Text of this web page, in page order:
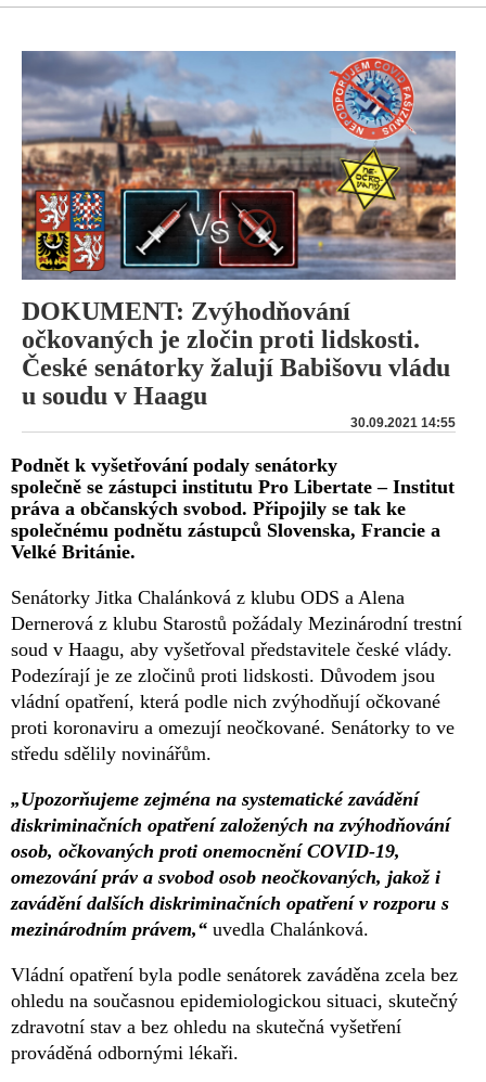
DOKUMENT: Zvýhodňování
očkovaných je zločin proti lidskosti.
České senátorky žalují Babišovu vládu
u soudu v Haagu
30.09.2021 14:55
Podnět k vyšetřování podaly senátorky
společně se zástupci institutu Pro Libertate – Institut
práva a občanských svobod. Připojily se tak ke
společnému podnětu zástupců Slovenska, Francie a
Velké Británie.
Senátorky Jitka Chalánková z klubu ODS a Alena
Dernerová z klubu Starostů požádaly Mezinárodní trestní
soud v Haagu, aby vyšetřoval představitele české vlády.
Podezírají je ze zločinů proti lidskosti. Důvodem jsou
vládní opatření, která podle nich zvýhodňují očkované
proti koronaviru a omezují neočkované. Senátorky to ve
středu sdělily novinářům.
„Upozorňujeme zejména na systematické zavádění
diskriminačních opatření založených na zvýhodňování
osob, očkovaných proti onemocnění COVID-19,
omezování práv a svobod osob neočkovaných, jakož i
zavádění dalších diskriminačních opatření v rozporu s
mezinárodním právem,“ uvedla Chalánková.
Vládní opatření byla podle senátorek zaváděna zcela bez
ohledu na současnou epidemiologickou situaci, skutečný
zdravotní stav a bez ohledu na skutečná vyšetření
prováděná odbornými lékaři.